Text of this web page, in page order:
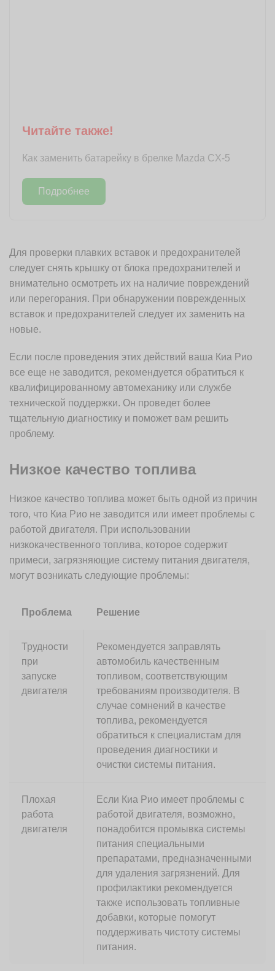
Читайте также!
Как заменить батарейку в брелке Mazda CX-5
Подробнее
Для проверки плавких вставок и предохранителей
следует снять крышку от блока предохранителей и
внимательно осмотреть их на наличие повреждений
или перегорания. При обнаружении поврежденных
вставок и предохранителей следует их заменить на
новые.
Если после проведения этих действий ваша Киа Рио
все еще не заводится, рекомендуется обратиться к
квалифицированному автомеханику или службе
технической поддержки. Он проведет более
тщательную диагностику и поможет вам решить
проблему.
Низкое качество топлива
Низкое качество топлива может быть одной из причин
того, что Киа Рио не заводится или имеет проблемы с
работой двигателя. При использовании
низкокачественного топлива, которое содержит
примеси, загрязняющие систему питания двигателя,
могут возникать следующие проблемы:
Проблема Решение
Трудности
при
запуске
двигателя
Рекомендуется заправлять
автомобиль качественным
топливом, соответствующим
требованиям производителя. В
случае сомнений в качестве
топлива, рекомендуется
обратиться к специалистам для
проведения диагностики и
очистки системы питания.
Плохая
работа
двигателя
Если Киа Рио имеет проблемы с
работой двигателя, возможно,
понадобится промывка системы
питания специальными
препаратами, предназначенными
для удаления загрязнений. Для
профилактики рекомендуется
также использовать топливные
добавки, которые помогут
поддерживать чистоту системы
питания.